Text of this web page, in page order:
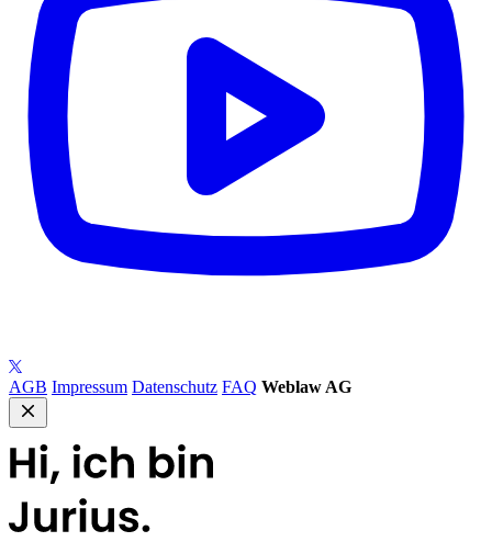
AGB Impressum Datenschutz FAQ Weblaw AG